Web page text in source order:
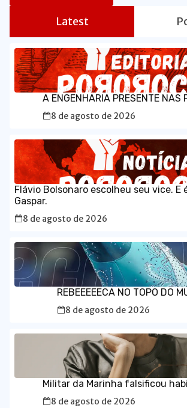
Latest
A ENGENHARIA PRESENTE NAS
8 de agosto de 2026
Flávio Bolsonaro escolheu seu vice. E
Gaspar.
8 de agosto de 2026
REBEEEEECA NO TOPO DO
8 de agosto de 2026
Militar da Marinha falsificou
8 de agosto de 2026